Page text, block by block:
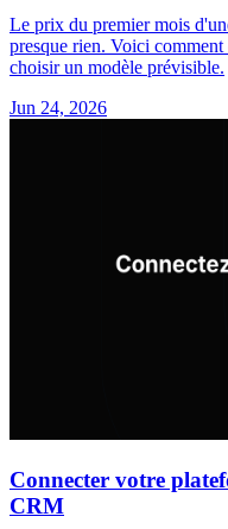
Le prix du premier mois
presque rien. Voici
choisir un modèle prévisible.
Jun 24, 2026
Connecter votre
CRM